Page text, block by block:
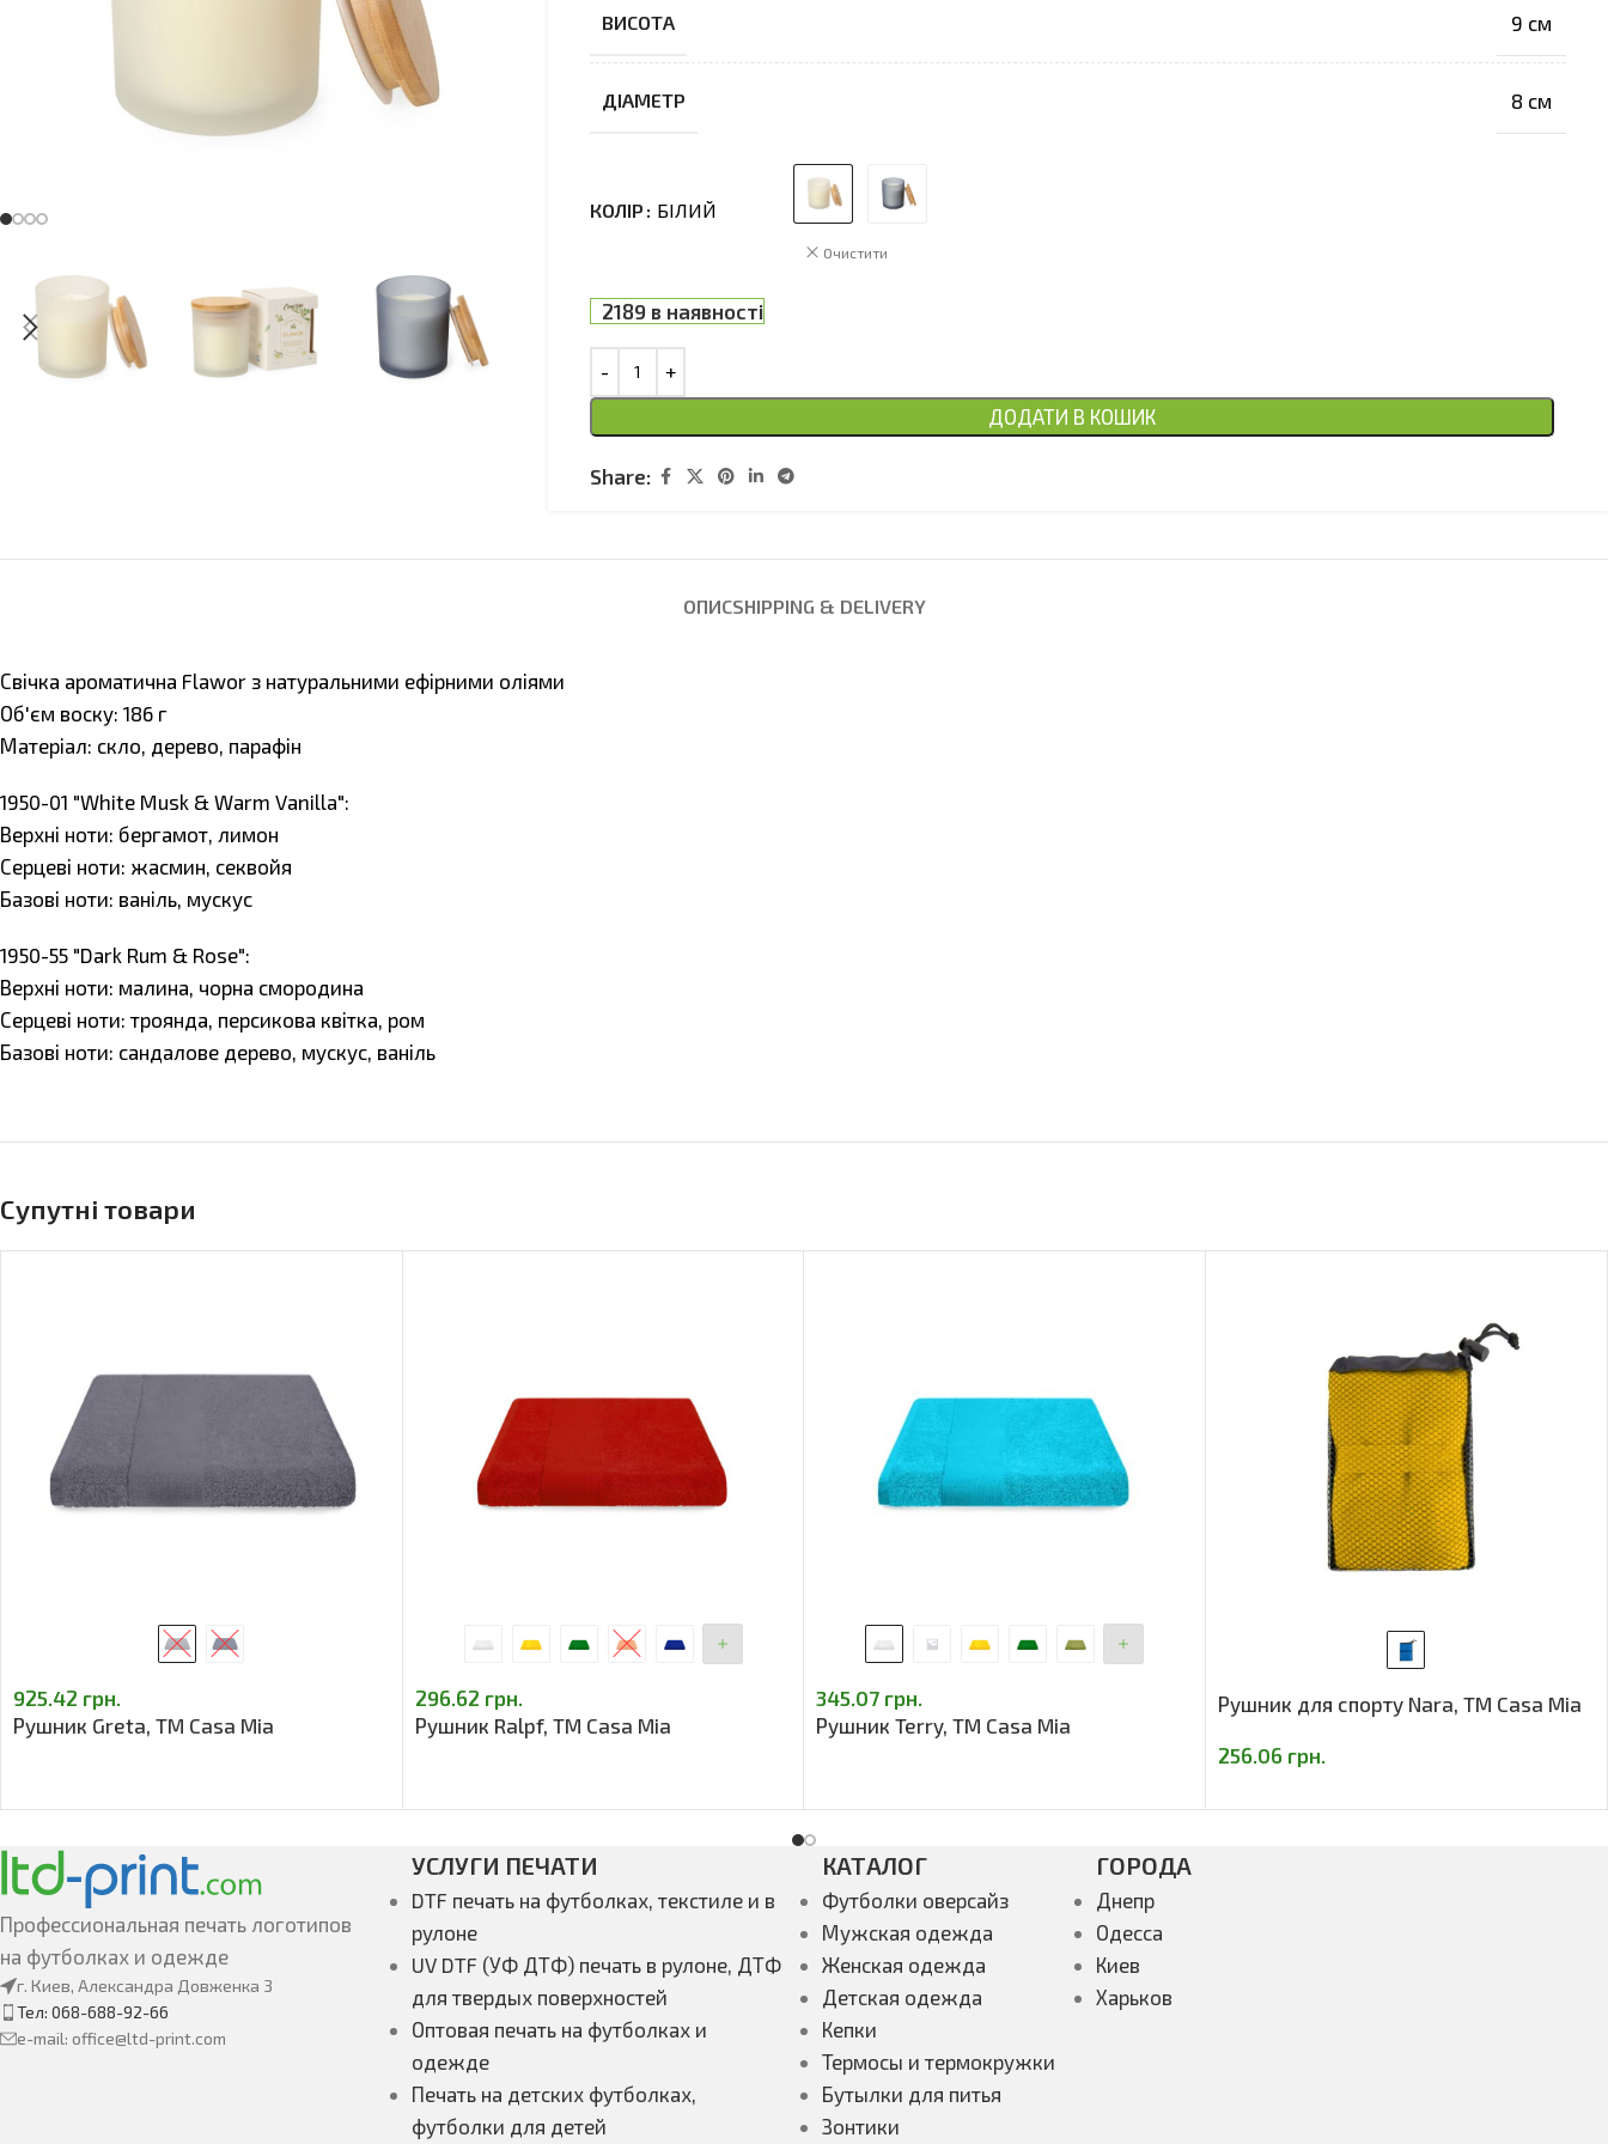
ВИСОТА 9 см
ДІАМЕТР 8 cм
КОЛІР БІЛИЙ
Очистити
2189 в наявності
ДОДАТИ В КОШИК
Share:
ОПИСSHIPPING & DELIVERY
Свічка ароматична Flawor з натуральними ефірними оліями
Об'єм воску: 186 г
Матеріал: скло, дерево, парафін
1950-01 "White Musk & Warm Vanilla":
Верхні ноти: бергамот, лимон
Серцеві ноти: жасмин, секвойя
Базові ноти: ваніль, мускус
1950-55 "Dark Rum & Rose":
Верхні ноти: малина, чорна смородина
Серцеві ноти: троянда, персикова квітка, ром
Базові ноти: сандалове дерево, мускус, ваніль
Супутні товари
925.42 грн.
Рушник Greta, TM Casa Mia
296.62 грн.
Рушник Ralpf, TM Casa Mia
345.07 грн.
Рушник Terry, TM Casa Mia
Рушник для спорту Nara, TM Casa Mia
256.06 грн.
Профессиональная печать логотипов
на футболках и одежде
г. Киев, Александра Довженка 3
Тел: 068-688-92-66
e-mail: office@ltd-print.com
УСЛУГИ ПЕЧАТИ
DTF печать на футболках, текстиле и в
рулоне
UV DTF (УФ ДТФ) печать в рулоне, ДТФ
для твердых поверхностей
Оптовая печать на футболках и
одежде
Печать на детских футболках,
футболки для детей
КАТАЛОГ
Футболки оверсайз
Мужская одежда
Женская одежда
Детская одежда
Кепки
Термосы и термокружки
Бутылки для питья
Зонтики
ГОРОДА
Днепр
Одесса
Киев
Харьков